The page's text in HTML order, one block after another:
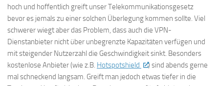
hoch und hoffentlich greift unser Telekommunikationsgesetz
bevor es jemals zu einer solchen Überlegung kommen sollte. Viel
schwerer wiegt aber das Problem, dass auch die VPN-
Dienstanbieter nicht über unbegrenzte Kapazitäten verfügen und
mit steigender Nutzerzahl die Geschwindigkeit sinkt. Besonders
kostenlose Anbieter (wie z.B. Hotspotshield
) sind abends gerne
mal schneckend langsam. Greift man jedoch etwas tiefer in die